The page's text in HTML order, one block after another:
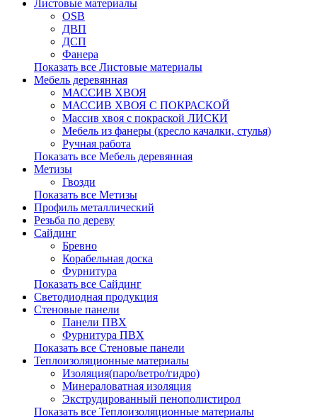
Листовые материалы
OSB
ДВП
ДСП
Фанера
Показать все Листовые материалы
Мебель деревянная
МАССИВ ХВОЯ
МАССИВ ХВОЯ С ПОКРАСКОЙ
Массив хвоя с покраской ЛИСКИ
Мебель из фанеры (кресло качалки, стулья)
Ручная работа
Показать все Мебель деревянная
Метизы
Гвозди
Показать все Метизы
Профиль металлический
Резьба по дереву
Сайдинг
Бревно
Корабельная доска
Фурнитура
Показать все Сайдинг
Светодиодная продукция
Стеновые панели
Панели ПВХ
Фурнитура ПВХ
Показать все Стеновые панели
Теплоизоляционные материалы
Изоляция(паро/ветро/гидро)
Минераловатная изоляция
Экструдированный пенополистирол
Показать все Теплоизоляционные материалы